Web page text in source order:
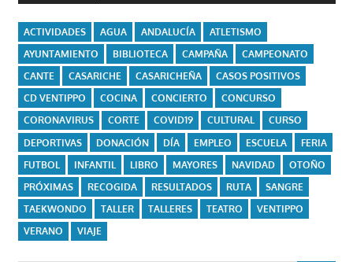
ACTIVIDADES AGUA ANDALUCÍA
ATLETISMO
AYUNTAMIENTO
BIBLIOTECA CAMPAÑA
CAMPEONATO
CANTE
CASARICHE CASARICHEÑA
CASOS POSITIVOS
CD VENTIPPO
COCINA CONCIERTO
CONCURSO
CORONAVIRUS
CORTE COVID19 CULTURAL
CURSO
DEPORTIVAS
DONACIÓN DÍA EMPLEO ESCUELA
FERIA
FUTBOL
INFANTIL LIBRO MAYORES NAVIDAD
OTOÑO
PRÓXIMAS
RECOGIDA RESULTADOS RUTA
SANGRE
TAEKWONDO
TALLER TALLERES TEATRO
VENTIPPO
VERANO
VIAJE